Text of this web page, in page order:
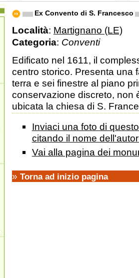
Ex Convento di S. Francesco
Località: Martignano (LE)
Categoria: Conventi
Edificato nel 1611, il
centro storico. Presenta una
terra e sei finestre al piano
conservazione discreto, non
ubicata la chiesa di S.
Inviaci una foto di
citando il nome
Vai alla pagina dei
» Torna ad inizio pagina